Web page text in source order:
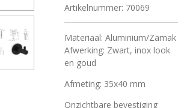
Artikelnummer: 70069
Materiaal: Aluminium/Zamak
Afwerking: Zwart, inox look
en goud
Afmeting: 35x40 mm
Onzichtbare bevestiging